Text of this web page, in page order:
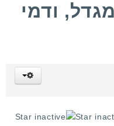
ודמי